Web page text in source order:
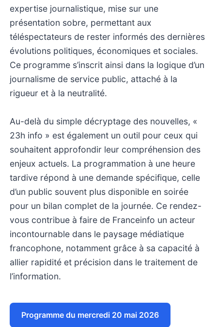
expertise journalistique, mise sur une
présentation sobre, permettant aux
téléspectateurs de rester informés des dernières
évolutions politiques, économiques et sociales.
Ce programme s’inscrit ainsi dans la logique d’un
journalisme de service public, attaché à la
rigueur et à la neutralité.
Au-delà du simple décryptage des nouvelles, «
23h info » est également un outil pour ceux qui
souhaitent approfondir leur compréhension des
enjeux actuels. La programmation à une heure
tardive répond à une demande spécifique, celle
d’un public souvent plus disponible en soirée
pour un bilan complet de la journée. Ce rendez-
vous contribue à faire de Franceinfo un acteur
incontournable dans le paysage médiatique
francophone, notamment grâce à sa capacité à
allier rapidité et précision dans le traitement de
l’information.
Programme du mercredi 20 mai 2026